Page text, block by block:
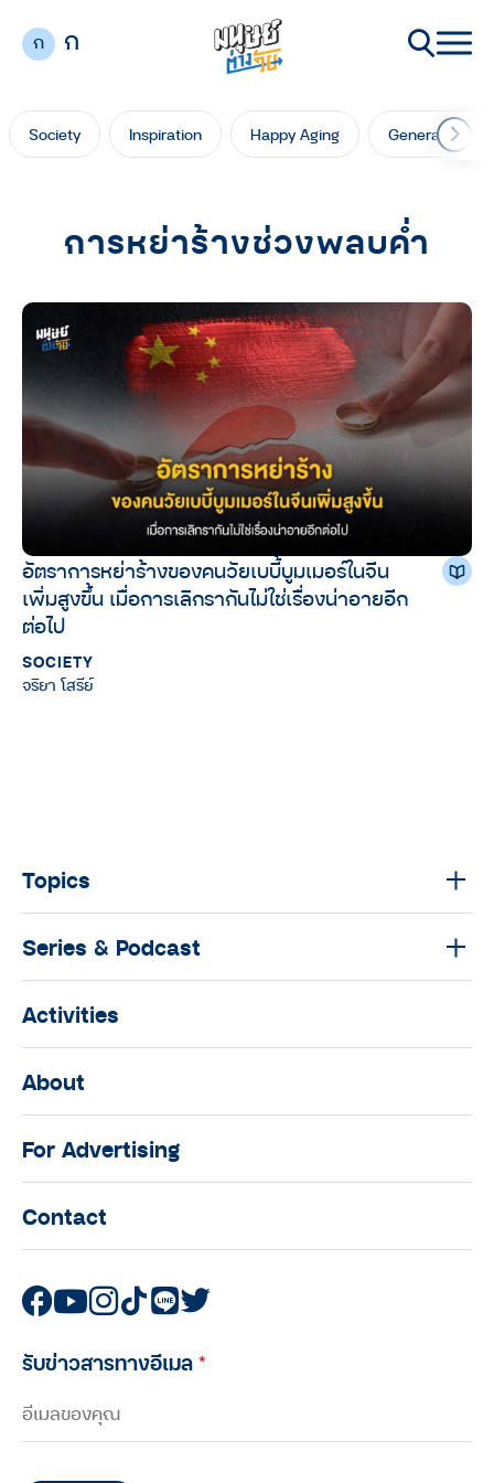
ก ก
Society Inspiration Happy Aging Generation
การหย่าร้างช่วงพลบค่ำ
อัตราการหย่าร้างของคนวัยเบบี้บูมเมอร์ในจีน
เพิ่มสูงขึ้น เมื่อการเลิกรากันไม่ใช่เรื่องน่าอายอีก
ต่อไป
SOCIETY
จริยา โสรีย์
Topics
Series & Podcast
Activities
About
For Advertising
Contact
รับข่าวสารทางอีเมล*